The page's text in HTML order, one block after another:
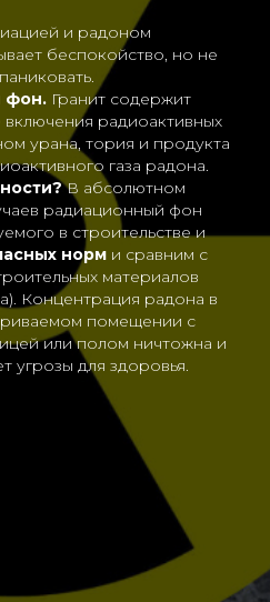
и радоном
беспокойство, но не
фон.Гранит содержит
радиоактивных
урана, тория и продукта
газа радона.
В абсолютном
радиационный фон
в строительстве и
норм и сравним с
материалов
Концентрация радона в
помещении с
или полом ничтожна и
угрозы для здоровья.